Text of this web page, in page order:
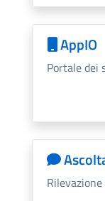
AppIO
Portale dei